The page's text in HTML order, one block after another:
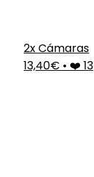
2x Cámaras
13,40€ • ❤️ 13